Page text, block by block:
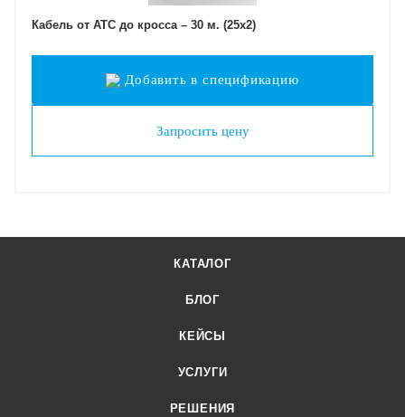
Кабель от АТС до кросса – 30 м. (25х2)
Добавить в спецификацию
Запросить цену
КАТАЛОГ
БЛОГ
КЕЙСЫ
УСЛУГИ
РЕШЕНИЯ